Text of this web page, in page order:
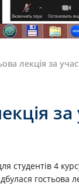
лекція за
студентів 4
гостьова